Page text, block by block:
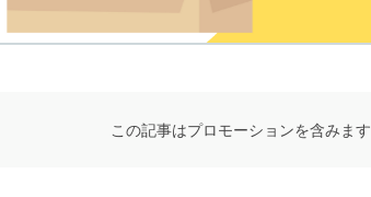
この記事はプロモーションを含みます